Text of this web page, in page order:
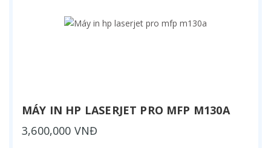
MÁY IN HP LASERJET PRO MFP M130A
3,600,000 VNĐ